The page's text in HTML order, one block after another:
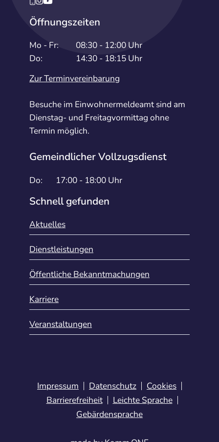
Öffnungszeiten
Mo - Fr:
08:30 - 12:00 Uhr
Do:
14:30 - 18:15 Uhr
Zur Terminvereinbarung
Besuche im Einwohnermeldeamt sind am
Dienstag- und Freitagvormittag ohne
Termin möglich.
Gemeindlicher Vollzugsdienst
Do: 17:00 - 18:00 Uhr
Schnell gefunden
Aktuelles
Dienstleistungen
Öffentliche Bekanntmachungen
Karriere
Veranstaltungen
Impressum Datenschutz
Cookies
Barrierefreiheit
Leichte Sprache
Gebärdensprache